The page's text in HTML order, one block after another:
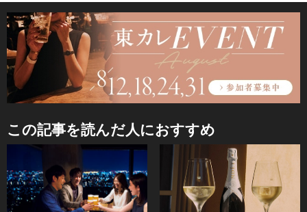
この記事を読んだ人におすすめ